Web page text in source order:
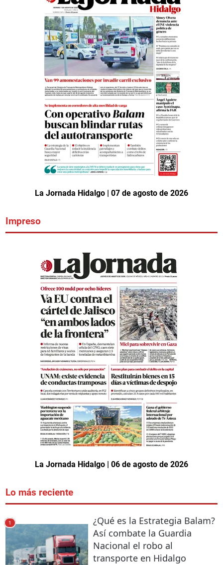
La Jornada Hidalgo | 07 de agosto de 2026
Impreso
La Jornada Hidalgo | 06 de agosto de 2026
Lo más reciente
1
¿Qué es la Estrategia Balam?
Así combate la Guardia
Nacional el robo al
transporte en Hidalgo